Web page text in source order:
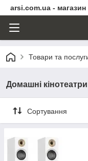
arsi.com.ua - магазин
Товари та
Домашні кінотеатри
Сортування